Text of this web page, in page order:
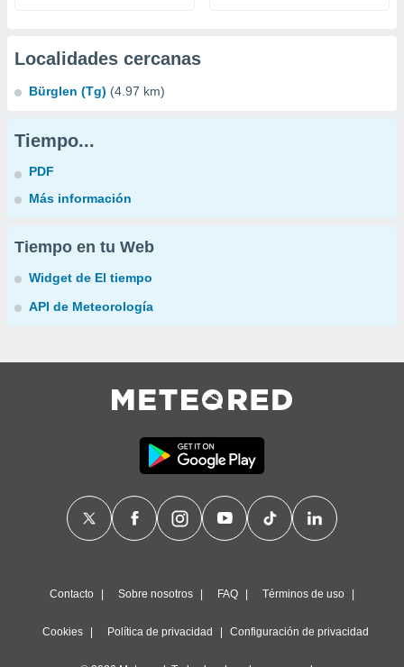
Localidades cercanas
Bürglen (Tg) (4.97 km)
Tiempo...
PDF
Más información
Tiempo en tu Web
Widget de El tiempo
API de Meteorología
Contacto Sobre nosotros FAQ Términos de uso
Cookies Política de privacidad Configuración de privacidad